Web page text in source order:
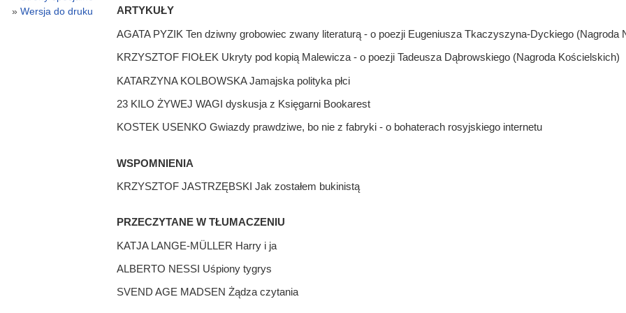
ARTYKUŁY
AGATA PYZIK Ten dziwny grobowiec zwany literaturą - o poezji Eugeniusza Tkaczyszyna-Dyckiego (Nagroda
KRZYSZTOF FIOŁEK Ukryty pod kopią Malewicza - o poezji Tadeusza Dąbrowskiego (Nagroda Kościelskich)
KATARZYNA KOLBOWSKA Jamajska polityka płci
23 KILO ŻYWEJ WAGI dyskusja z Księgarni Bookarest
KOSTEK USENKO Gwiazdy prawdziwe, bo nie z fabryki - o bohaterach rosyjskiego internetu
WSPOMNIENIA
KRZYSZTOF JASTRZĘBSKI Jak zostałem bukinistą
PRZECZYTANE W TŁUMACZENIU
KATJA LANGE-MÜLLER Harry i ja
ALBERTO NESSI Uśpiony tygrys
SVEND AGE MADSEN Żądza czytania
Wersja do druku